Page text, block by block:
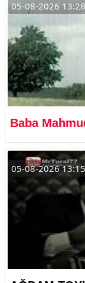
05-08-2026 13:28
Baba
05-08-2026 13:15